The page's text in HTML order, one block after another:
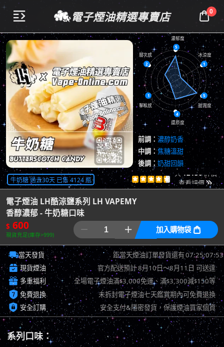
 電子煙油精選專賣店 0
5
1
5
4
1
2
濃郁度
冰涼度
甜潤度
還原度
擊喉感
層次感
前調： 濃醇奶香
中調：焦糖溫甜
後調： 奶甜回韻
牛奶糖 過去30天 已售 4124 瓶      共12150評價
查看評價
電子煙油 LH酷涼鹽系列 LH VAPEMY
香醇濃郁 - 牛奶糖口味
$ 600
現貨充足(庫存>999)
  加入購物袋 
當天發貨 距當天煙油訂單發貨還有07:25:06:78
 現貨煙油 官方配送預計8月10日～8月11日 可送達
 多重福利 全場電子煙油滿$3,000免運、滿$3,300減$150等
 免費退換 未拆封電子煙油七天鑑賞期內可免費退換
 安全訂購 安全支付&隱密發貨，保護煙油買家個資
系列口味：